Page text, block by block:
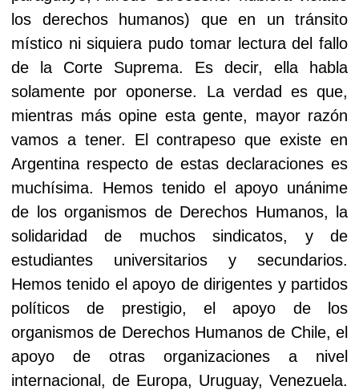
los derechos humanos) que en un tránsito
místico ni siquiera pudo tomar lectura del fallo
de la Corte Suprema. Es decir, ella habla
solamente por oponerse. La verdad es que,
mientras más opine esta gente, mayor razón
vamos a tener. El contrapeso que existe en
Argentina respecto de estas declaraciones es
muchísima. Hemos tenido el apoyo unánime
de los organismos de Derechos Humanos, la
solidaridad de muchos sindicatos, y de
estudiantes universitarios y secundarios.
Hemos tenido el apoyo de dirigentes y partidos
políticos de prestigio, el apoyo de los
organismos de Derechos Humanos de Chile, el
apoyo de otras organizaciones a nivel
internacional, de Europa, Uruguay, Venezuela.